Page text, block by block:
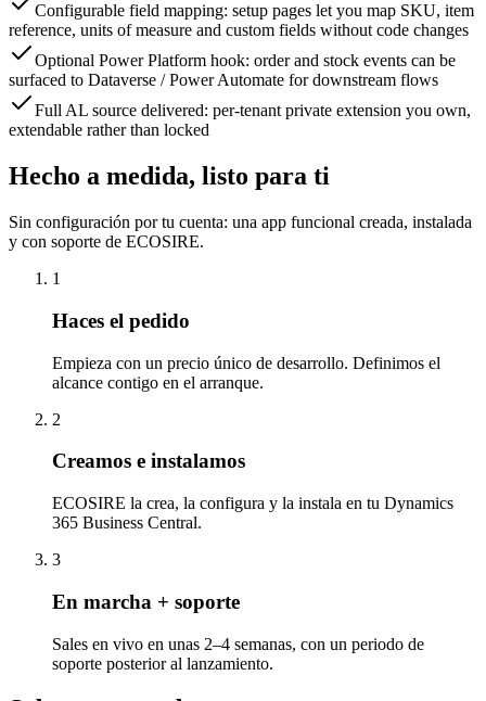
Configurable field mapping: setup pages let you map SKU, item
reference, units of measure and custom fields without code changes
Optional Power Platform hook: order and stock events can be
surfaced to Dataverse / Power Automate for downstream flows
Full AL source delivered: per-tenant private extension you own,
extendable rather than locked
Hecho a medida, listo para ti
Sin configuración por tu cuenta: una app funcional creada, instalada
y con soporte de ECOSIRE.
1
Haces el pedido
Empieza con un precio único de desarrollo. Definimos el
alcance contigo en el arranque.
2
Creamos e instalamos
ECOSIRE la crea, la configura y la instala en tu Dynamics
365 Business Central.
3
En marcha + soporte
Sales en vivo en unas 2–4 semanas, con un periodo de
soporte posterior al lanzamiento.